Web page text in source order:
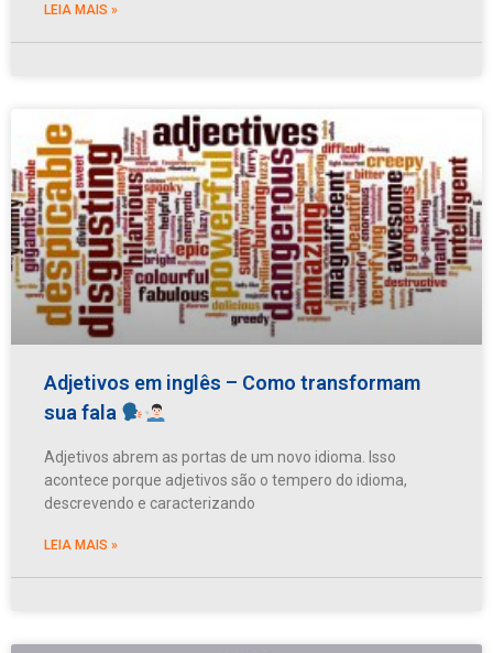
LEIA MAIS »
Adjetivos em inglês – Como transformam
sua fala
Adjetivos abrem as portas de um novo idioma. Isso
acontece porque adjetivos são o tempero do idioma,
descrevendo e caracterizando
LEIA MAIS »